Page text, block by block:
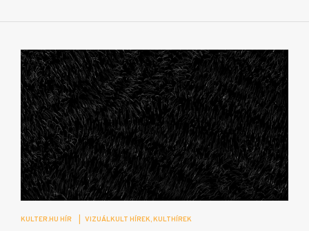
KULTER.HU HÍR VIZUÁLKULT HÍREK KULTHÍREK